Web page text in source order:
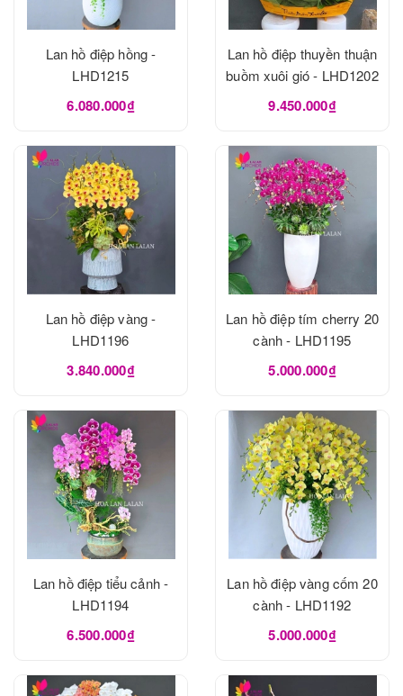
Lan hồ điệp hồng -
LHD1215
6.080.000₫
Lan hồ điệp thuyền thuận
buồm xuôi gió - LHD1202
9.450.000₫
Lan hồ điệp vàng -
LHD1196
3.840.000₫
Lan hồ điệp tím cherry 20
cành - LHD1195
5.000.000₫
Lan hồ điệp tiểu cảnh -
LHD1194
6.500.000₫
Lan hồ điệp vàng cốm 20
cành - LHD1192
5.000.000₫